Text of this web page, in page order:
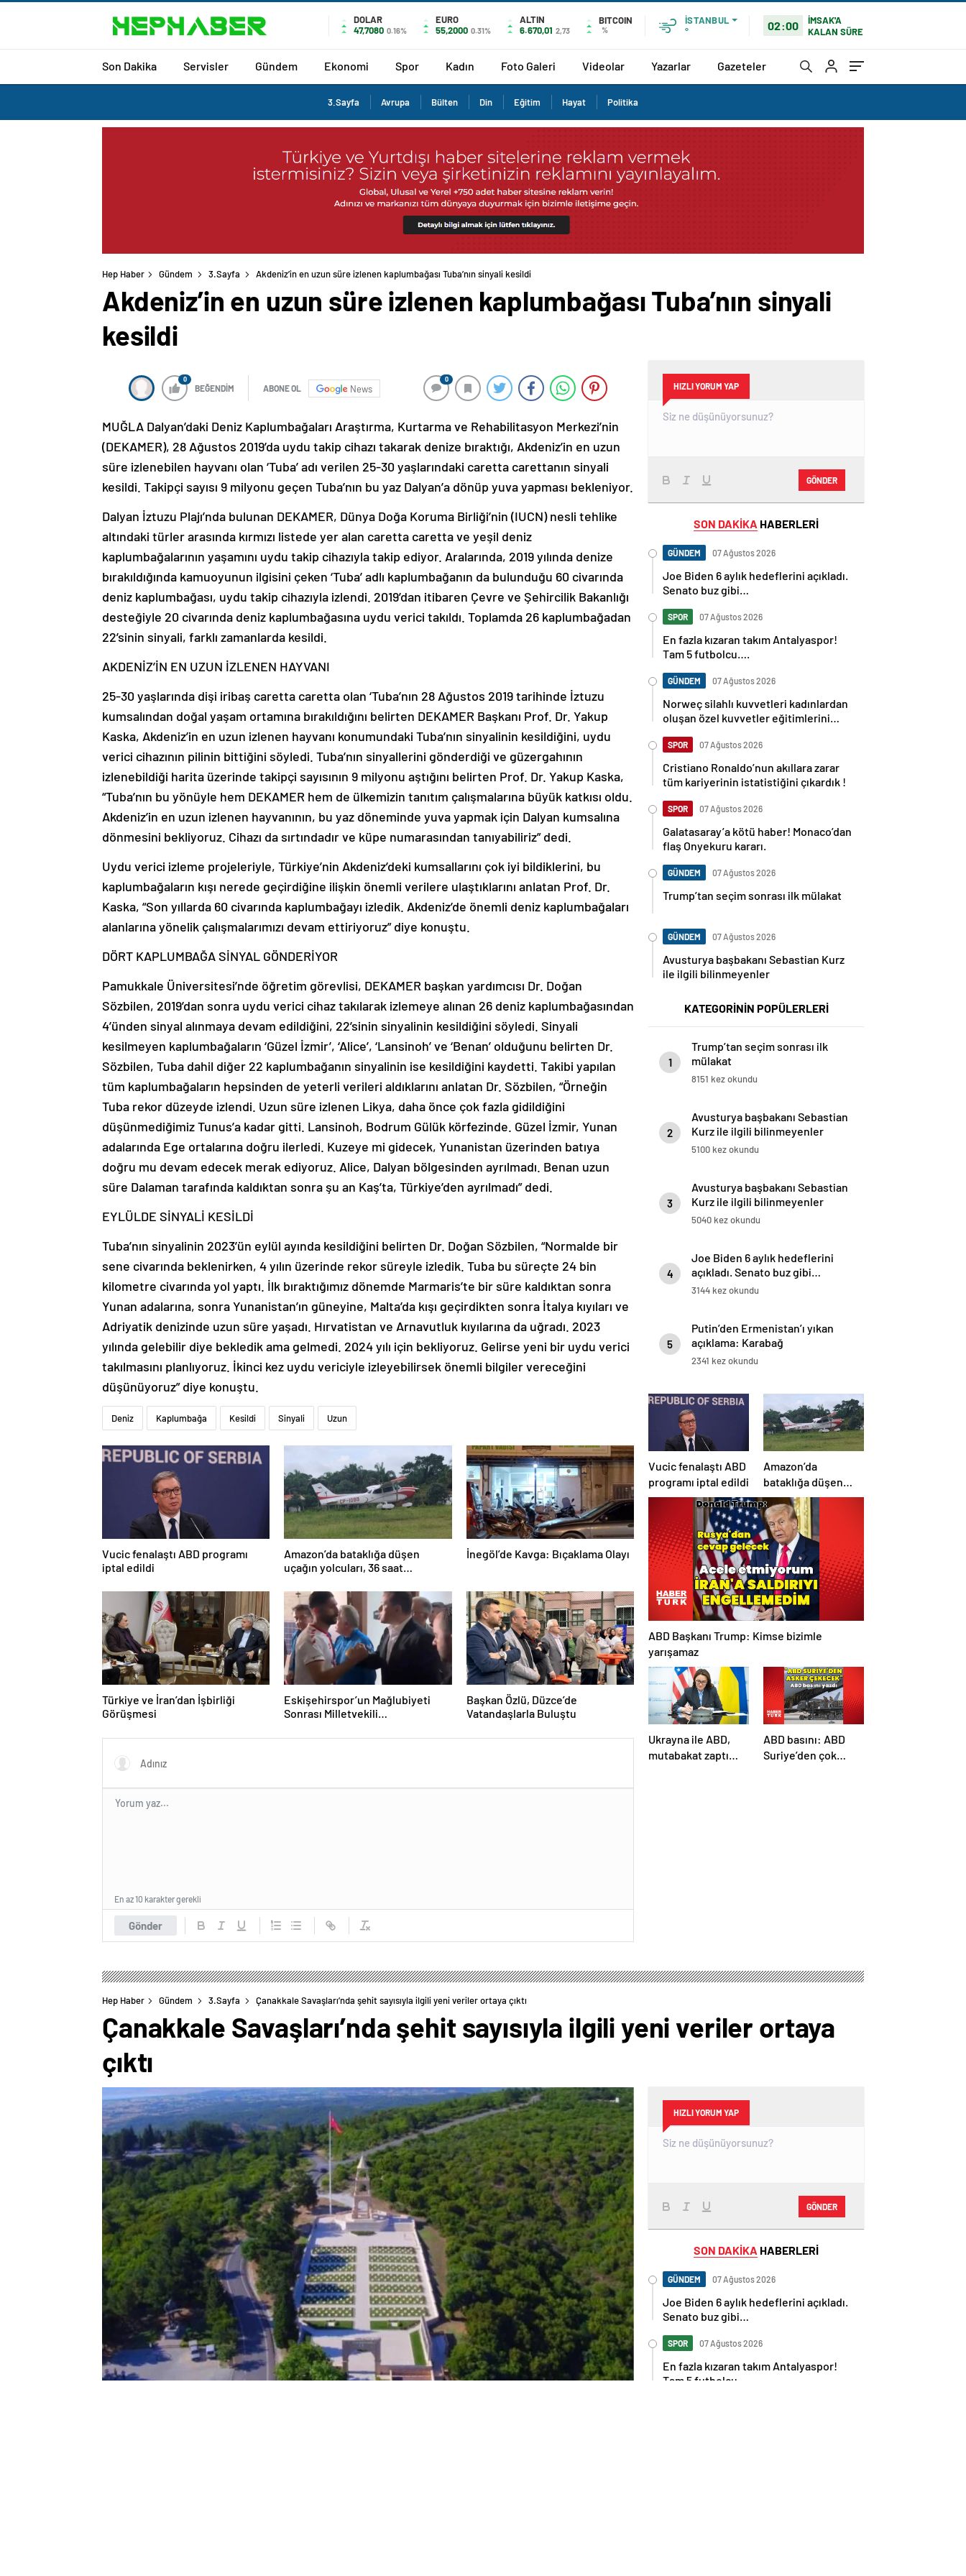
DOLAR
47,7080 0.16%
EURO
55,2000 0.31%
ALTIN
6.670,01 2,73
BITCOIN
%
İSTANBUL
°
02:00
İMSAK'A
KALAN SÜRE
Son Dakika Servisler Gündem Ekonomi Spor Kadın Foto Galeri Videolar Yazarlar Gazeteler
3.Sayfa Avrupa Bülten Din Eğitim Hayat Politika
Hep Haber Gündem 3.Sayfa Akdeniz’in en uzun süre izlenen kaplumbağası Tuba’nın sinyali kesildi
Akdeniz’in en uzun süre izlenen kaplumbağası Tuba’nın sinyali
kesildi
0
BEĞENDİM ABONE OL News
0
MUĞLA Dalyan’daki Deniz Kaplumbağaları Araştırma, Kurtarma ve Rehabilitasyon Merkezi’nin
(DEKAMER), 28 Ağustos 2019’da uydu takip cihazı takarak denize bıraktığı, Akdeniz’in en uzun
süre izlenebilen hayvanı olan ‘Tuba’ adı verilen 25-30 yaşlarındaki caretta carettanın sinyali
kesildi. Takipçi sayısı 9 milyonu geçen Tuba’nın bu yaz Dalyan’a dönüp yuva yapması bekleniyor.
Dalyan İztuzu Plajı’nda bulunan DEKAMER, Dünya Doğa Koruma Birliği’nin (IUCN) nesli tehlike
altındaki türler arasında kırmızı listede yer alan caretta caretta ve yeşil deniz
kaplumbağalarının yaşamını uydu takip cihazıyla takip ediyor. Aralarında, 2019 yılında denize
bırakıldığında kamuoyunun ilgisini çeken ‘Tuba’ adlı kaplumbağanın da bulunduğu 60 civarında
deniz kaplumbağası, uydu takip cihazıyla izlendi. 2019’dan itibaren Çevre ve Şehircilik Bakanlığı
desteğiyle 20 civarında deniz kaplumbağasına uydu verici takıldı. Toplamda 26 kaplumbağadan
22’sinin sinyali, farklı zamanlarda kesildi.
AKDENİZ’İN EN UZUN İZLENEN HAYVANI
25-30 yaşlarında dişi iribaş caretta caretta olan ‘Tuba’nın 28 Ağustos 2019 tarihinde İztuzu
kumsalından doğal yaşam ortamına bırakıldığını belirten DEKAMER Başkanı Prof. Dr. Yakup
Kaska, Akdeniz’in en uzun izlenen hayvanı konumundaki Tuba’nın sinyalinin kesildiğini, uydu
verici cihazının pilinin bittiğini söyledi. Tuba’nın sinyallerini gönderdiği ve güzergahının
izlenebildiği harita üzerinde takipçi sayısının 9 milyonu aştığını belirten Prof. Dr. Yakup Kaska,
“Tuba’nın bu yönüyle hem DEKAMER hem de ülkemizin tanıtım çalışmalarına büyük katkısı oldu.
Akdeniz’in en uzun izlenen hayvanının, bu yaz döneminde yuva yapmak için Dalyan kumsalına
dönmesini bekliyoruz. Cihazı da sırtındadır ve küpe numarasından tanıyabiliriz” dedi.
Uydu verici izleme projeleriyle, Türkiye’nin Akdeniz’deki kumsallarını çok iyi bildiklerini, bu
kaplumbağaların kışı nerede geçirdiğine ilişkin önemli verilere ulaştıklarını anlatan Prof. Dr.
Kaska, “Son yıllarda 60 civarında kaplumbağayı izledik. Akdeniz’de önemli deniz kaplumbağaları
alanlarına yönelik çalışmalarımızı devam ettiriyoruz” diye konuştu.
DÖRT KAPLUMBAĞA SİNYAL GÖNDERİYOR
Pamukkale Üniversitesi’nde öğretim görevlisi, DEKAMER başkan yardımcısı Dr. Doğan
Sözbilen, 2019’dan sonra uydu verici cihaz takılarak izlemeye alınan 26 deniz kaplumbağasından
4’ünden sinyal alınmaya devam edildiğini, 22’sinin sinyalinin kesildiğini söyledi. Sinyali
kesilmeyen kaplumbağaların ‘Güzel İzmir’, ‘Alice’, ‘Lansinoh’ ve ‘Benan’ olduğunu belirten Dr.
Sözbilen, Tuba dahil diğer 22 kaplumbağanın sinyalinin ise kesildiğini kaydetti. Takibi yapılan
tüm kaplumbağaların hepsinden de yeterli verileri aldıklarını anlatan Dr. Sözbilen, “Örneğin
Tuba rekor düzeyde izlendi. Uzun süre izlenen Likya, daha önce çok fazla gidildiğini
düşünmediğimiz Tunus’a kadar gitti. Lansinoh, Bodrum Gülük körfezinde. Güzel İzmir, Yunan
adalarında Ege ortalarına doğru ilerledi. Kuzeye mi gidecek, Yunanistan üzerinden batıya
doğru mu devam edecek merak ediyoruz. Alice, Dalyan bölgesinden ayrılmadı. Benan uzun
süre Dalaman tarafında kaldıktan sonra şu an Kaş’ta, Türkiye’den ayrılmadı” dedi.
EYLÜLDE SİNYALİ KESİLDİ
Tuba’nın sinyalinin 2023’ün eylül ayında kesildiğini belirten Dr. Doğan Sözbilen, “Normalde bir
sene civarında beklenirken, 4 yılın üzerinde rekor süreyle izledik. Tuba bu süreçte 24 bin
kilometre civarında yol yaptı. İlk bıraktığımız dönemde Marmaris’te bir süre kaldıktan sonra
Yunan adalarına, sonra Yunanistan’ın güneyine, Malta’da kışı geçirdikten sonra İtalya kıyıları ve
Adriyatik denizinde uzun süre yaşadı. Hırvatistan ve Arnavutluk kıyılarına da uğradı. 2023
yılında gelebilir diye bekledik ama gelmedi. 2024 yılı için bekliyoruz. Gelirse yeni bir uydu verici
takılmasını planlıyoruz. İkinci kez uydu vericiyle izleyebilirsek önemli bilgiler vereceğini
düşünüyoruz” diye konuştu.
Deniz Kaplumbağa Kesildi Sinyali Uzun
Vucic fenalaştı ABD programı
iptal edildi
Amazon’da bataklığa düşen
uçağın yolcuları, 36 saat
İnegöl’de Kavga: Bıçaklama Olayı
Türkiye ve İran’dan İşbirliği
Görüşmesi
Eskişehirspor’un Mağlubiyeti
Sonrası Milletvekili
Başkan Özlü, Düzce’de
Vatandaşlarla Buluştu
Gönder
En az 10 karakter gerekli
HIZLI YORUM YAP
GÖNDER
SON DAKİKA HABERLERİ
GÜNDEM 07 Ağustos 2026
Joe Biden 6 aylık hedeflerini açıkladı.
Senato buz gibi…
SPOR 07 Ağustos 2026
En fazla kızaran takım Antalyaspor!
Tam 5 futbolcu….
GÜNDEM 07 Ağustos 2026
Norweç silahlı kuvvetleri kadınlardan
oluşan özel kuvvetler eğitimlerini
SPOR 07 Ağustos 2026
Cristiano Ronaldo’nun akıllara zarar
tüm kariyerinin istatistiğini çıkardık !
SPOR 07 Ağustos 2026
Galatasaray’a kötü haber! Monaco’dan
flaş Onyekuru kararı.
GÜNDEM 07 Ağustos 2026
Trump’tan seçim sonrası ilk mülakat
GÜNDEM 07 Ağustos 2026
Avusturya başbakanı Sebastian Kurz
ile ilgili bilinmeyenler
KATEGORİNİN POPÜLERLERİ
1
Trump’tan seçim sonrası ilk
mülakat
8151 kez okundu
2
Avusturya başbakanı Sebastian
Kurz ile ilgili bilinmeyenler
5100 kez okundu
3
Avusturya başbakanı Sebastian
Kurz ile ilgili bilinmeyenler
5040 kez okundu
4
Joe Biden 6 aylık hedeflerini
açıkladı. Senato buz gibi…
3144 kez okundu
5
Putin’den Ermenistan’ı yıkan
açıklama: Karabağ
Azerbaycan’ın ayrılmaz bir
2341 kez okundu
Vucic fenalaştı ABD
programı iptal edildi
Amazon’da
bataklığa düşen
uçağın yolcuları, 36
saat kurtarılmayı
bekledi
ABD Başkanı Trump: Kimse bizimle
yarışamaz
Ukrayna ile ABD,
mutabakat zaptı
ABD basını: ABD
Suriye’den çok
Hep Haber Gündem 3.Sayfa Çanakkale Savaşları’nda şehit sayısıyla ilgili yeni veriler ortaya çıktı
Çanakkale Savaşları’nda şehit sayısıyla ilgili yeni veriler ortaya
çıktı
HIZLI YORUM YAP
GÖNDER
SON DAKİKA HABERLERİ
GÜNDEM 07 Ağustos 2026
Joe Biden 6 aylık hedeflerini açıkladı.
Senato buz gibi…
SPOR 07 Ağustos 2026
En fazla kızaran takım Antalyaspor!
Tam 5 futbolcu….